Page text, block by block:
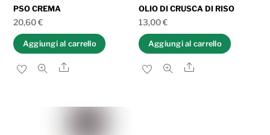
PSO CREMA
20,60€
Aggiungi al carrello
Share
OLIO DI CRUSCA DI RISO
13,00€
Aggiungi al carrello
Share